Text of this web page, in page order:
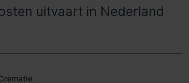
uitvaart in Nederland